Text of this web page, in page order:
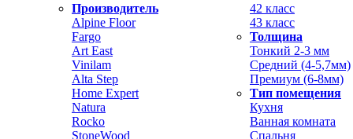
Производитель
Alpine Floor
Fargo
Art East
Vinilam
Alta Step
Home Expert
Natura
Rocko
StoneWood
42 класс
43 класс
Толщина
Тонкий 2-3 мм
Средний (4-5,7мм)
Премиум (6-8мм)
Тип помещения
Кухня
Ванная комната
Спальня